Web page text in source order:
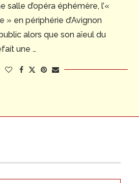
salle d’opéra éphémère, l’«
» en périphérie d’Avignon
alors que son aïeul du
une …